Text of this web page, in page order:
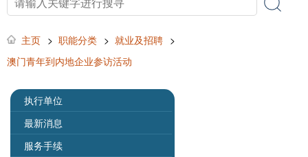
主页 > 职能分类 > 就业及招聘 >
澳门青年到内地企业参访活动
执行单位
最新消息
服务手续